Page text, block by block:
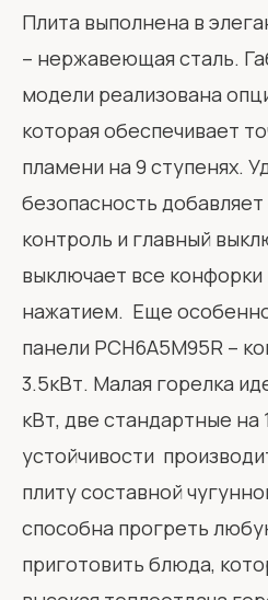
Плита выполнена в
– нержавеющая сталь.
модели реализована
которая обеспечивает
пламени на 9 ступенях.
безопасность
контроль и главный
выключает все
нажатием. Еще
панели PCH6A5M95R –
3.5кВт. Малая горелка
кВт, две стандартные на
устойчивости
плиту составной
способна прогреть
приготовить блюда,